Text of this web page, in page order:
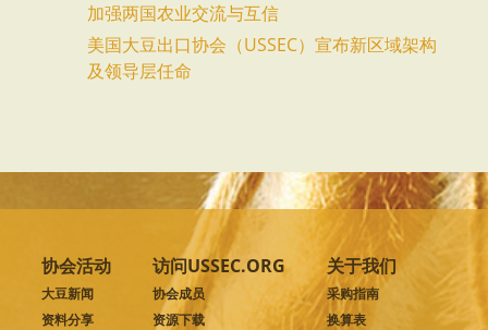
加强两国农业交流与互信
美国大豆出口协会（USSEC）宣布新区域架构
及领导层任命
协会活动
大豆新闻
资料分享
访问USSEC.ORG
协会成员
资源下载
关于我们
采购指南
换算表